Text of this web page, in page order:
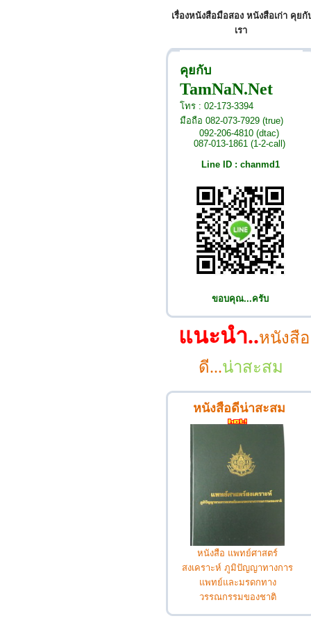
เรื่องหนังสือมือสอง หนังสือเก่า คุยกั
เรา
คุยกับ
TamNaN.Net
โทร : 02-173-3394
มือถือ 082-073-7929 (true)
092-206-4810 (dtac)
087-013-1861 (1-2-call)
Line ID : chanmd1
ขอบคุณ...ครับ
แนะนำ..หนังสือ
ดี...น่าสะสม
หนังสือดีน่าสะสม
หนังสือ แพทย์ศาสตร์
สงเคราะห์ ภูมิปัญญาทางการ
แพทย์และมรดกทาง
วรรณกรรมของชาติ